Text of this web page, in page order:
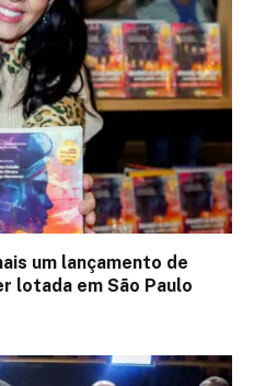
um lançamento de
lotada em São Paulo